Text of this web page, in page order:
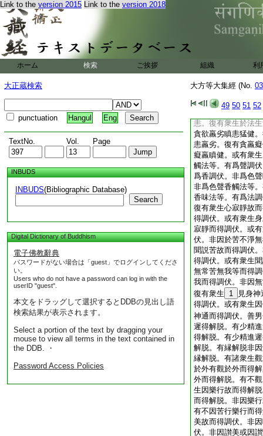
Link to the version 2015 Link to the version 2018
ホーム 検索 ご挨拶 組織 利
大正蔵検索
punctuation Hangul Eng
TextNo. Vol. Page
INBUDS
INBUDS(Bibliographic Database)
Search
Digital Dictionary of Buddhism
電子佛教辭典
パスワードがない場合は「guest」でログインしてくださ
い。
Users who do not have a password can log in with the
userID "guest".
本文をドラッグして選択するとDDBの見出し語
検索結果が表示されます。
Select a portion of the text by dragging your
mouse to view all terms in the text contained in
the DDB. ・
Password Access Policies
大方等大集經 (No.
49 50 51 52
於過去未來現在。
故。過去已盡未來
不作著想名不顛倒
生諸行。知已了了
恚莊嚴於貪。行於
莊嚴於癡。行於瞋
莊嚴於瞋。善男子
聲生瞋。復有衆生
有衆生於香生貪於
恚。復有衆生於法
貪欲羸劣瞋恚猛健
恚羸劣。復有貪羸
癡羸瞋健。或有衆
觸法等。有爲聲調
爲香調伏。非爲色
非爲色聲香觸法等
香味法等。有爲法
復有衆生心寂靜故
得調伏。或有衆生
寂靜而得調伏。或
伏。非因於苦不淨
聞説苦故而得調伏
得調伏。或有衆生
無常苦無我等而得
我而得調伏。非因
復有衆生
1
見身
得調伏。或有衆生
神通而得調伏。善
遲得解脱。有少精
得解脱。有少精進
解脱。有縁解脱非
縁解脱。有諸衆生
於外有觀於外而得
外而得解脱。有不
生因樂行故而得解
而得解脱。非因樂
有不因苦行樂行而
美故而得調伏。非
伏。非因讃美或因